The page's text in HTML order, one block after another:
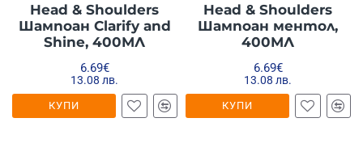
Head & Shoulders
Шампоан Clarify and
Shine, 400МЛ
6.69€
13.08 лв.
КУПИ
Head & Shoulders
Шампоан ментол,
400МЛ
6.69€
13.08 лв.
КУПИ